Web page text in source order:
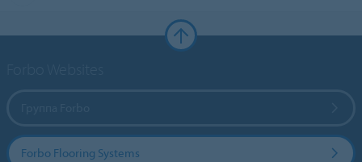
Forbo Flooring Systems